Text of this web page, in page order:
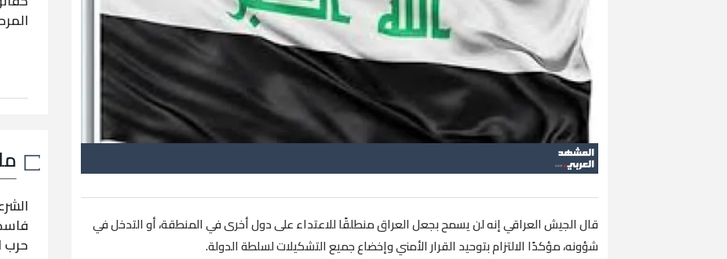
قال الجيش العراقي إنه لن يسمح بجعل العراق منطلقًا للاعتداء على دول أخرى في المنطقة، أو التدخل في
شؤونه، مؤكدًا الالتزام بتوحيد القرار الأمني وإخضاع جميع التشكيلات لسلطة الدولة.
حرب